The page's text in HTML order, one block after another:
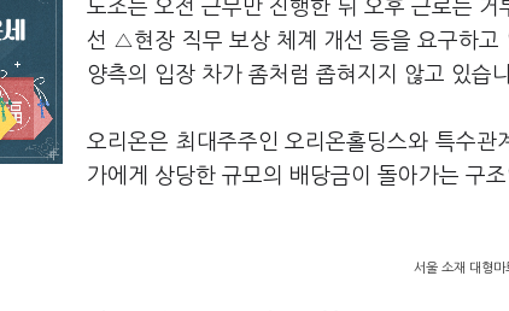
노조는 오전 근무만 진행한 뒤 오후 근로는
선 △현장 직무 보상 체계 개선 등을 요구하
양측의 입장 차가 좀처럼 좁혀지지 않고 있습
오리온은 최대주주인 오리온홀딩스와 특수
가에게 상당한 규모의 배당금이 돌아가는 구
서울 소재 대형